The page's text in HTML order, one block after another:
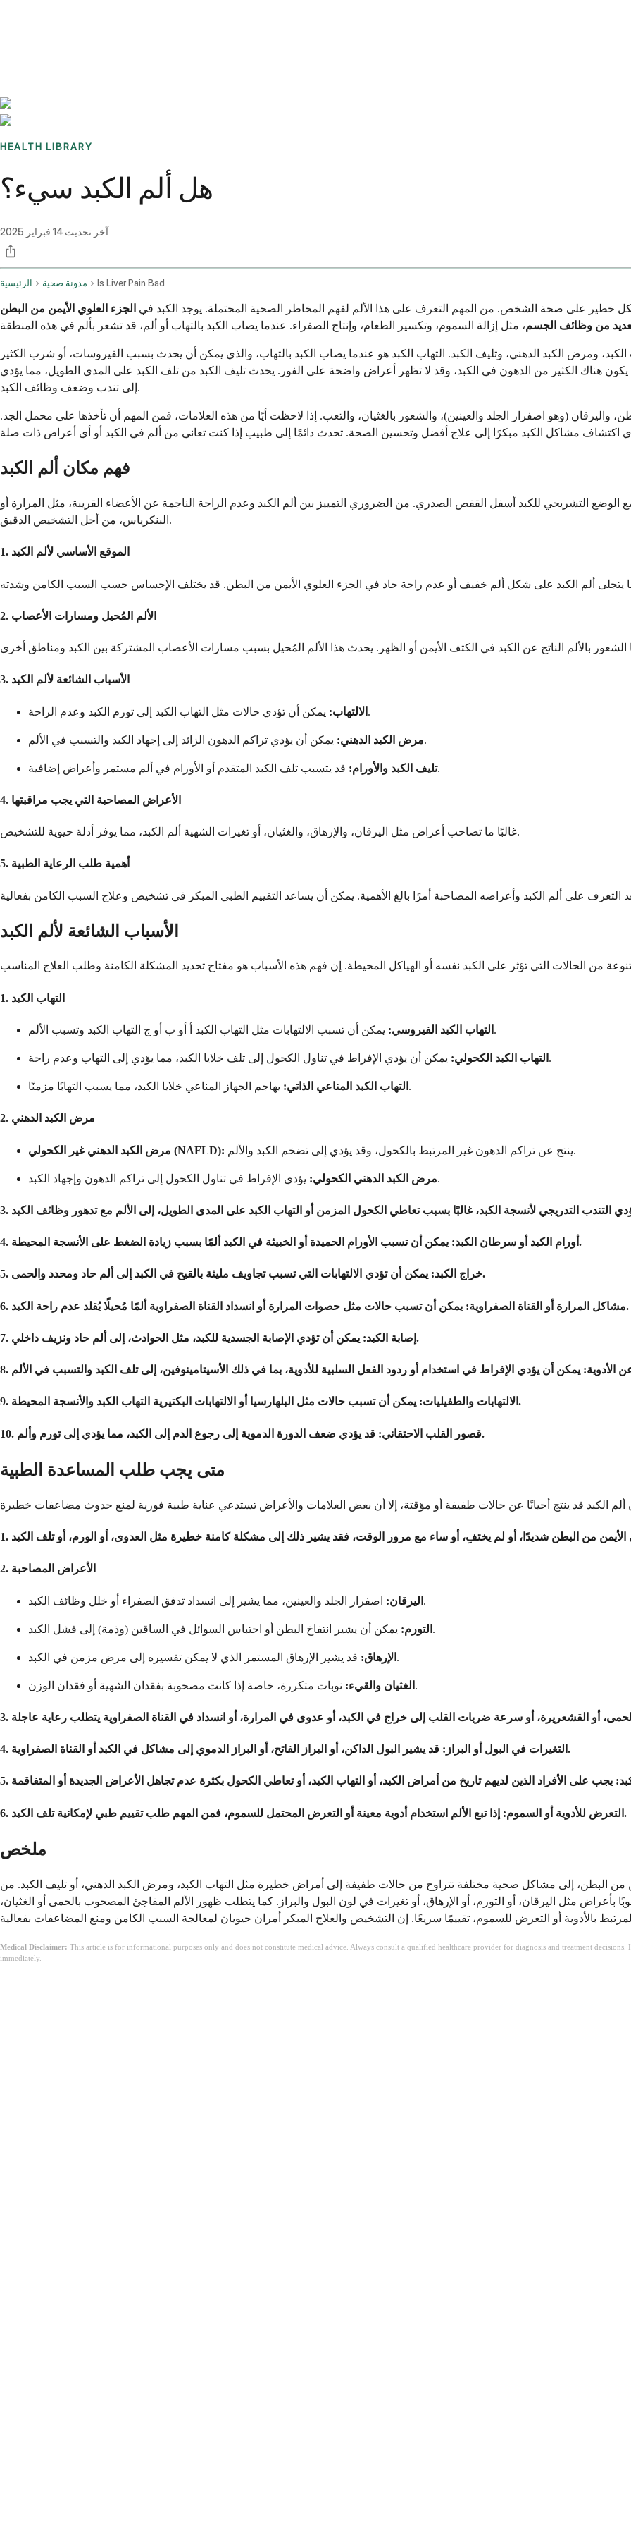
HEALTH LIBRARY
هل ألم الكبد سيء؟
آخر تحديث 14 فبراير 2025
الرئيسية مدونة صحية Is Liver Pain Bad
خطير على صحة الشخص. من المهم التعرف على هذا الألم لفهم المخاطر الصحية المحتملة. يوجد الكبد في الجزء العلوي الأيمن من البطن
من وظائف الجسم
ومرض الكبد الدهني، وتليف الكبد. التهاب الكبد هو عندما يصاب الكبد بالتهاب، والذي يمكن أن يحدث بسبب الفيروسات، أو شرب الكثير
هناك الكثير من الدهون في الكبد، وقد لا تظهر أعراض واضحة على الفور. يحدث تليف الكبد من تلف الكبد على المدى الطويل، مما يؤدي
إلى تندب وضعف وظائف الكبد.
واليرقان (وهو اصفرار الجلد والعينين)، والشعور بالغثيان، والتعب. إذا لاحظت أيًا من هذه العلامات، فمن المهم أن تأخذها على محمل الجد.
فهم مكان ألم الكبد
الوضع التشريحي للكبد أسفل القفص الصدري. من الضروري التمييز بين ألم الكبد وعدم الراحة الناجمة عن الأعضاء القريبة، مثل المرارة أو
البنكرياس، من أجل التشخيص الدقيق.
1. الموقع الأساسي لألم الكبد
2. الألم المُحيل ومسارات الأعصاب
3. الأسباب الشائعة لألم الكبد
الالتهاب: يمكن أن تؤدي حالات مثل التهاب الكبد إلى تورم الكبد وعدم الراحة.
مرض الكبد الدهني:يمكن أن يؤدي تراكم الدهون الزائد إلى إجهاد الكبد والتسبب في الألم.
تليف الكبد والأورام:قد يتسبب تلف الكبد المتقدم أو الأورام في ألم مستمر وأعراض إضافية.
4. الأعراض المصاحبة التي يجب مراقبتها
غالبًا ما تصاحب أعراض مثل اليرقان، والإرهاق، والغثيان، أو تغيرات الشهية ألم الكبد، مما يوفر أدلة حيوية للتشخيص.
5. أهمية طلب الرعاية الطبية
الأسباب الشائعة لألم الكبد
1. التهاب الكبد
التهاب الكبد الفيروسي: يمكن أن تسبب الالتهابات مثل التهاب الكبد أ أو ب أو ج التهاب الكبد وتسبب الألم.
التهاب الكبد الكحولي: يمكن أن يؤدي الإفراط في تناول الكحول إلى تلف خلايا الكبد، مما يؤدي إلى التهاب وعدم راحة.
التهاب الكبد المناعي الذاتي: يهاجم الجهاز المناعي خلايا الكبد، مما يسبب التهابًا مزمنًا.
2. مرض الكبد الدهني
مرض الكبد الدهني غير الكحولي (NAFLD): ينتج عن تراكم الدهون غير المرتبط بالكحول، وقد يؤدي إلى تضخم الكبد والألم.
مرض الكبد الدهني الكحولي:يؤدي الإفراط في تناول الكحول إلى تراكم الدهون وإجهاد الكبد.
4. أورام الكبد أو سرطان الكبد: يمكن أن تسبب الأورام الحميدة أو الخبيثة في الكبد ألمًا بسبب زيادة الضغط على الأنسجة المحيطة.
5. خراج الكبد:يمكن أن تؤدي الالتهابات التي تسبب تجاويف مليئة بالقيح في الكبد إلى ألم حاد ومحدد والحمى.
6. مشاكل المرارة أو القناة الصفراوية:يمكن أن تسبب حالات مثل حصوات المرارة أو انسداد القناة الصفراوية ألمًا مُحيلًا يُقلد عدم راحة الكبد.
7. إصابة الكبد: يمكن أن تؤدي الإصابة الجسدية للكبد، مثل الحوادث، إلى ألم حاد ونزيف داخلي.
عن الأدوية:
9. الالتهابات والطفيليات: يمكن أن تسبب حالات مثل البلهارسيا أو الالتهابات البكتيرية التهاب الكبد والأنسجة المحيطة.
10. قصور القلب الاحتقاني:قد يؤدي ضعف الدورة الدموية إلى رجوع الدم إلى الكبد، مما يؤدي إلى تورم وألم.
متى يجب طلب المساعدة الطبية
2. الأعراض المصاحبة
اليرقان: اصفرار الجلد والعينين، مما يشير إلى انسداد تدفق الصفراء أو خلل وظائف الكبد.
التورم: يمكن أن يشير انتفاخ البطن أو احتباس السوائل في الساقين (وذمة) إلى فشل الكبد.
الإرهاق: قد يشير الإرهاق المستمر الذي لا يمكن تفسيره إلى مرض مزمن في الكبد.
الغثيان والقيء: نوبات متكررة، خاصة إذا كانت مصحوبة بفقدان الشهية أو فقدان الوزن.
4. التغيرات في البول أو البراز: قد يشير البول الداكن، أو البراز الفاتح، أو البراز الدموي إلى مشاكل في الكبد أو القناة الصفراوية.
6. التعرض للأدوية أو السموم: إذا تبع الألم استخدام أدوية معينة أو التعرض المحتمل للسموم، فمن المهم طلب تقييم طبي لإمكانية تلف الكبد.
ملخص
من البطن، إلى مشاكل صحية مختلفة تتراوح من حالات طفيفة إلى أمراض خطيرة مثل التهاب الكبد، ومرض الكبد الدهني، أو تليف الكبد. من
بأعراض مثل اليرقان، أو التورم، أو الإرهاق، أو تغيرات في لون البول والبراز. كما يتطلب ظهور الألم المفاجئ المصحوب بالحمى أو الغثيان،
Medical Disclaimer: This article is for informational purposes only and does not constitute medical advice. Always consult a qualified healthcare provider for diagnosis and treatment
immediately.